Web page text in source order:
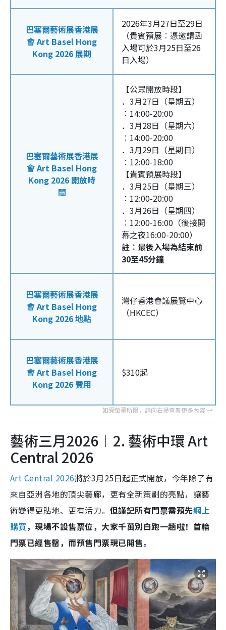
巴塞爾藝術展香港展
會 Art Basel Hong
Kong 2026 展期
2026年3月27日至29日
（貴賓預展︰憑邀請函
入場可於3月25日至26
日入場）
巴塞爾藝術展香港展
會 Art Basel Hong
Kong 2026 開放時
間
【公眾開放時段】
．3月27日（星期五）
︰14:00-20:00
．3月28日（星期六）
︰14:00-20:00
．3月29日（星期日）
︰12:00-18:00
【貴賓預展時段】
．3月25日（星期三）
︰12:00-20:00
．3月26日（星期四）
︰12:00-16:00（後接開
幕之夜16:00-20:00）
註︰最後入場為結束前
30至45分鐘
巴塞爾藝術展香港展
會 Art Basel Hong
Kong 2026 地點
灣仔香港會議展覽中心
（HKCEC）
巴塞爾藝術展香港展
會 Art Basel Hong
Kong 2026 費用
$310起
藝術三月2026︱2. 藝術中環 Art
Central 2026
Art Central 2026將於3月25日起正式開放，今年除了有
來自亞洲各地的頂尖藝廊，更有全新策劃的亮點，讓藝
術變得更貼地、更有活力。 但謹記所有門票需預先網上
購買，現場不設售票位，大家千萬別白跑一趟啦！首輪
門票已經售罄，而預售門票現已開售。